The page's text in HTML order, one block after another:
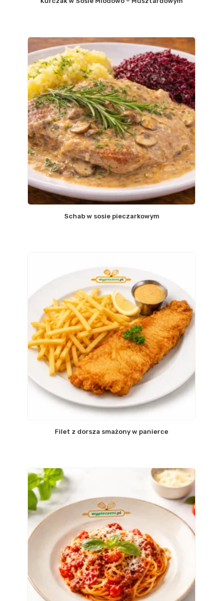
Schab w sosie pieczarkowym
Filet z dorsza smażony w panierce